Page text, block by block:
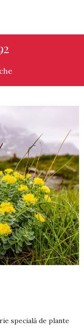
specială de plante